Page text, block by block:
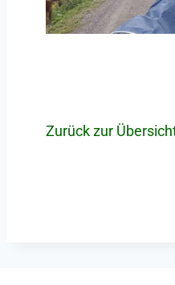
Zurück zur